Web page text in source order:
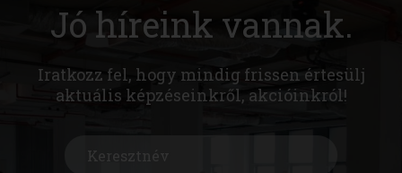
Jó híreink vannak.
Iratkozz fel, hogy mindig frissen értesülj
aktuális képzéseinkről, akcióinkról!